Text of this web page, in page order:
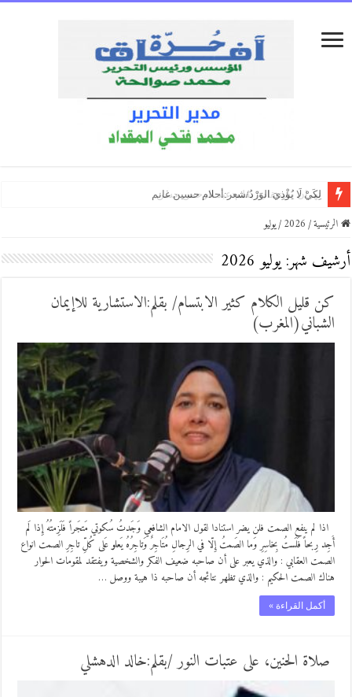
السفير التركي بالقاهرة يهنئ الجماهير بمناسبة انتقال محمد صلاح إلى
منطق الاحتلال بين إعادة الإنتاج والمقاومة: قراءة ما بعد كولونيالية في رواية
أسكب نبيذ الحرف/ بقلم:محمد عبده أفلح
الرئيسية/
2026
/يوليو
أرشيف شهر:يوليو 2026
كن قليل الكلام كثير الابتسام/ بقلم:الاستشارية للاإيمان
الشباني(المغرب)
اذا لم ينفع الصمت فلن يضر استنادا لقول الامام الشافعي وَجَدتُ سُكوتي مَتجَراً فَلَزِمتُهُ إِذا لَم
أَجِد رِبحاً فَلَستُ بِخاسِرِ وَما الصَمتُ إِلّا في الرِجالِ مُتَاجِرٌ وَتاجِرُهُ يَعلو عَلى كُلِّ تاجِرِ الصمت انواع
الصمت العقابي : والذي يعبر على أن صاحبه ضعيف الفكر والشخصية ويفتقد لمقومات الحوار
هناك الصمت الحكيم : والذي تظهر نتائجه أن صاحبه ذا هيبة ووصل …
أكمل القراءة »
صلاة الحنين، على عتبات النور /بقلم:خالد الدهشلي